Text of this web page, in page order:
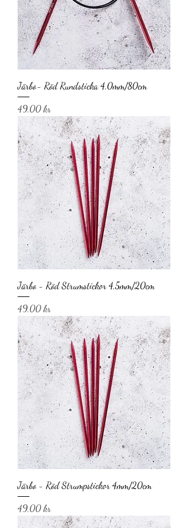
Järbo- Röd Rundsticka 4,0mm/80cm
Pris
49,00 kr
Järbo - Röd Strumstickor 4,5mm/20cm
Pris
49,00 kr
Järbo - Röd Strumpstickor 4mm/20cm
Pris
49,00 kr